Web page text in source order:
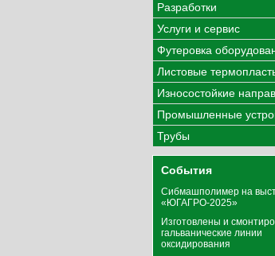
Разработки
Услуги и сервис
Футеровка
Листовые
Износостойкие
Промышленные
Трубы
События
Сибмашполимер на
«ЮГАГРО-2025»
Изготовлены и
гальванические линии
оксидирования